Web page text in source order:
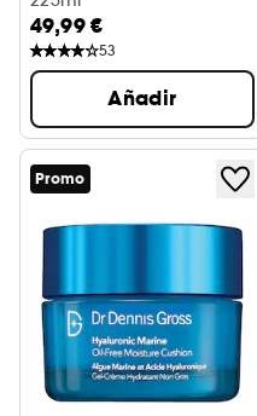
49,99 €
53
Añadir
Promo